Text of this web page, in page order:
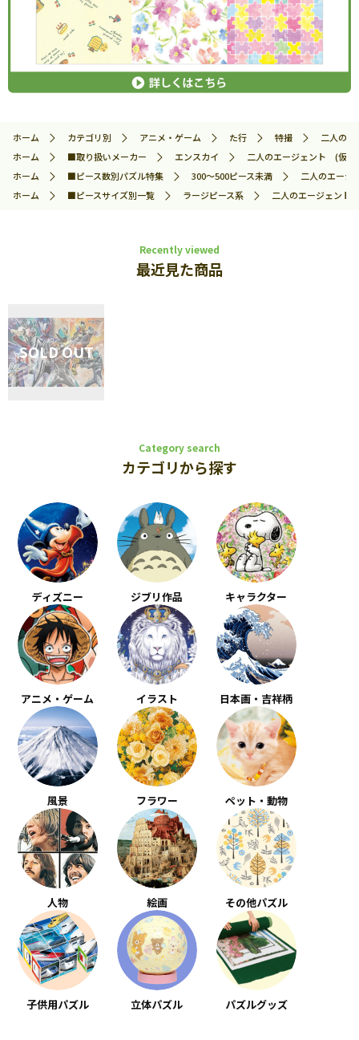
ホーム カテゴリ別 アニメ・ゲーム た行 特撮
二人の
ホーム
■取り扱いメーカー エンスカイ
二人のエージェント (仮
ホーム
■ピース数別パズル特集 300～500ピース未満
二人のエー
ホーム
■ピースサイズ別一覧 ラージピース系 二人のエージェン
Recently viewed
最近見た商品
Category search
カテゴリから探す
ディズニー ジブリ作品 キャラクター
アニメ・ゲーム イラスト 日本画・吉祥柄
風景 フラワー ペット・動物
人物 絵画 その他パズル
子供用パズル 立体パズル パズルグッズ